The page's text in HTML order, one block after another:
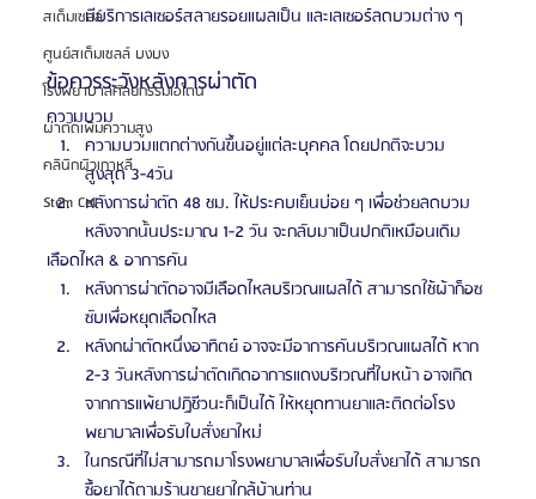
สเต็มเซลล์
ศูนย์สเต็มเซลล์ บงบง
โรงพยาบาลศัลยกรรมเอโตน
ผ่าตัดเพิ่มความสูง
คลินิกผิวเกาหลี
Stem Cell
มีบริการเลเซอร์สลายรอยแผลเป็น และเลเซอร์ลดบวมต่าง ๆ
ข้อควรระวังหลังการผ่าตัด
ความบวม
ความบวมแตกต่างกันขึ้นอยู่แต่ละบุคคล โดยปกติจะบวม
สูงสุด 3-4วัน
หลังการผ่าตัด 48 ชม. ให้ประคบเย็นบ่อย ๆ เพื่อช่วยลดบวม
หลังจากนั้นประมาณ 1-2 วัน จะกลับมาเป็นปกติเหมือนเดิม
เลือดไหล & อาการคัน
หลังการผ่าตัดอาจมีเลือดไหลบริเวณแผลได้ สามารถใช้ผ้าก็อซ
ซับเพื่อหยุดเลือดไหล
หลังกผ่าตัดหนึ่งอาทิตย์ อาจจะมีอาการคันบริเวณแผลได้ หาก
2-3 วันหลังการผ่าตัดเกิดอาการแดงบริเวณที่ใบหน้า อาจเกิด
จากการแพ้ยาปฏิชีวนะก็เป็นได้ ให้หยุดทานยาและติดต่อโรง
พยาบาลเพื่อรับใบสั่งยาใหม่
ในกรณีที่ไม่สามารถมาโรงพยาบาลเพื่อรับใบสั่งยาได้ สามารถ
ซื้อยาได้ตามร้านขายยาใกล้บ้านท่าน